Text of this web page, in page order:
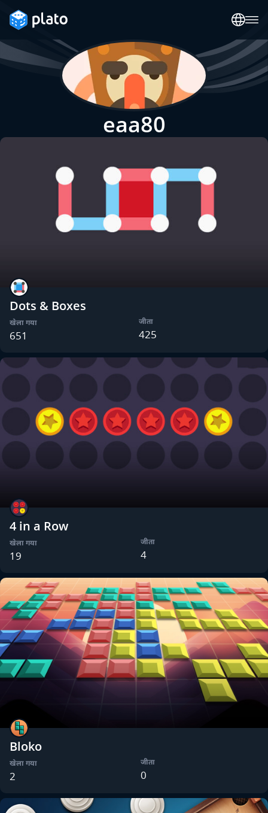
eaa80
Dots & Boxes
खेला गया
651
जीता
425
4 in a Row
खेला गया
19
जीता
4
Bloko
खेला गया
2
जीता
0